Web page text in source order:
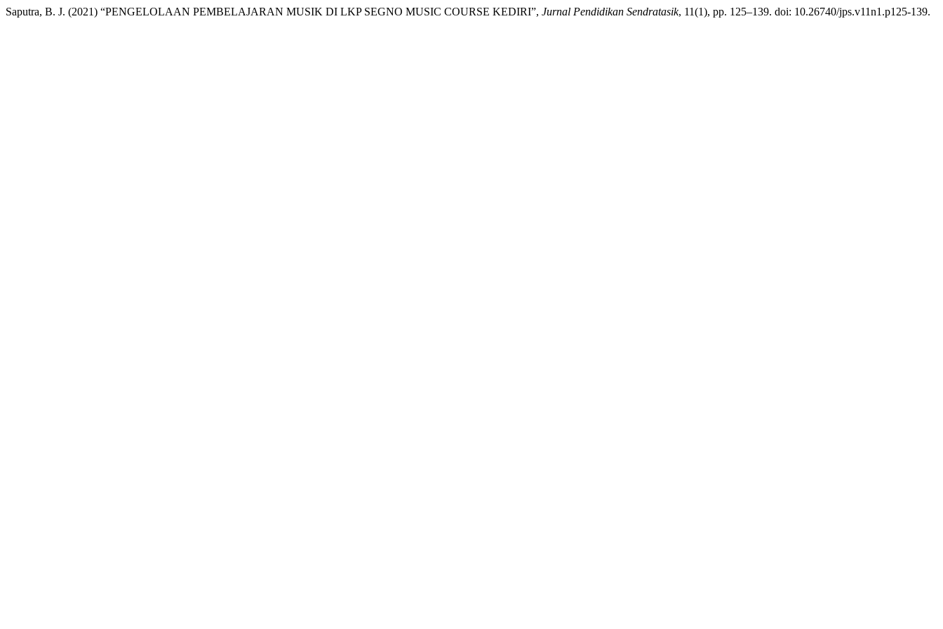
Saputra, B. J. (2021) “PENGELOLAAN PEMBELAJARAN MUSIK DI LKP SEGNO MUSIC COURSE KEDIRI”, Jurnal Pendidikan Sendratasik, 11(1), pp. 125–139. doi: 10.26740/jps.v11n1.p125-139.